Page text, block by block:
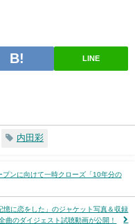
LINE
内田彩
ンに向けて一時クローズ「10年分の
に恋をした」のジャケット写真＆収録
曲のダイジェスト試聴動画が公開！